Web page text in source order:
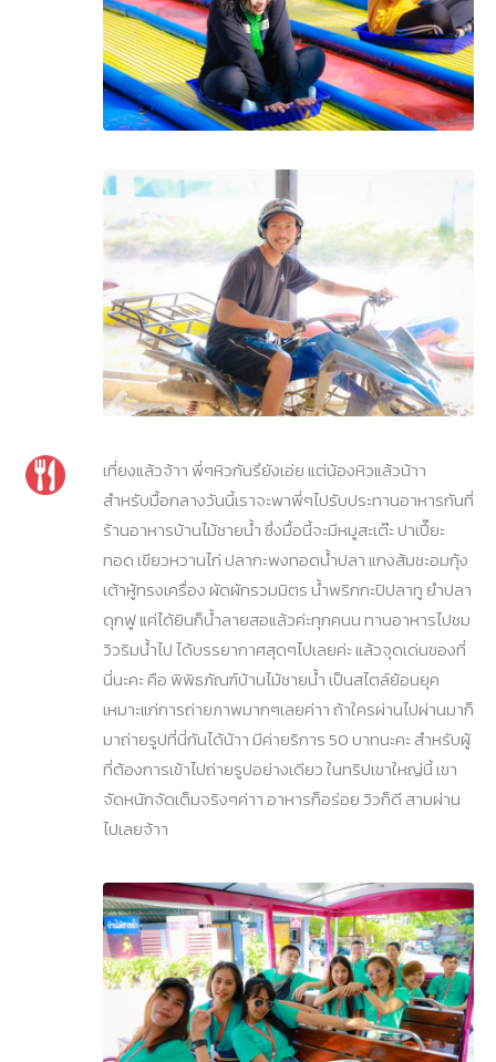
เที่ยงแล้วจ้าา พี่ๆหิวกันรึยังเอ่ย แต่น้องหิวแล้วน้าา
สำหรับมื้อกลางวันนี้เราจะพาพี่ๆไปรับประทานอาหารกันที่
ร้านอาหารบ้านไม้ชายน้ำ ซึ่งมื้อนี้จะมีหมูสะเต๊ะ ปาเปี๊ยะ
ทอด เขียวหวานไก่ ปลากะพงทอดน้ำปลา แกงส้มชะอมกุ้ง
เต้าหู้ทรงเครื่อง ผัดผักรวมมิตร น้ำพริกกะปิปลาทู ยำปลา
ดุกฟู แค่ได้ยินก็น้ำลายสอแล้วค่ะทุกคนน ทานอาหารไปชม
วิวริมน้ำไป ได้บรรยากาศสุดๆไปเลยค่ะ แล้วจุดเด่นของที่
นี่นะคะ คือ พิพิธภัณฑ์บ้านไม้ชายน้ำ เป็นสไตล์ย้อนยุค
เหมาะแก่การถ่ายภาพมากๆเลยค่าา ถ้าใครผ่านไปผ่านมาก็
มาถ่ายรูปที่นี่กันได้น้าา มีค่ายริการ 50 บาทนะคะ สำหรับผู้
ที่ต้องการเข้าไปถ่ายรูปอย่างเดียว ในทริปเขาใหญ่นี้ เขา
จัดหนักจัดเต็มจริงๆค่าา อาหารก็อร่อย วิวก็ดี สามผ่าน
ไปเลยจ้าา